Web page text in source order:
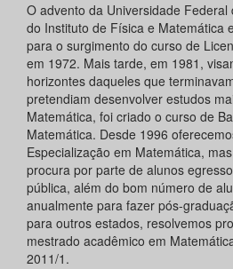
O advento da Universidade Federal
do Instituto de Física e Matemática
para o surgimento do curso de
em 1972. Mais tarde, em 1981,
horizontes daqueles que
pretendiam desenvolver estudos
Matemática, foi criado o curso de
Matemática. Desde 1996
Especialização em Matemática,
procura por parte de alunos
pública, além do bom número de
anualmente para fazer pós-
para outros estados, resolvemos
mestrado acadêmico em
2011/1.